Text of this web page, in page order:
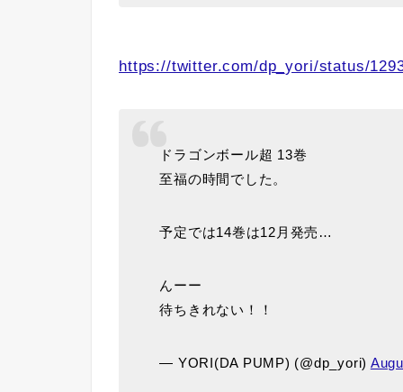
https://twitter.com/dp_yori/status/
ドラゴンボール超 13巻
至福の時間でした。
予定では14巻は12月発売…
んーー
待ちきれない！！
— YORI(DA PUMP) (@dp_yori)